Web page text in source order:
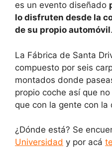
es un evento diseñado
lo disfruten desde la
de su propio automóvil.
La Fábrica de Santa
compuesto por seis
montados donde
propio coche así que
que con la gente con la
¿Dónde está? Se
Universidad y por acá